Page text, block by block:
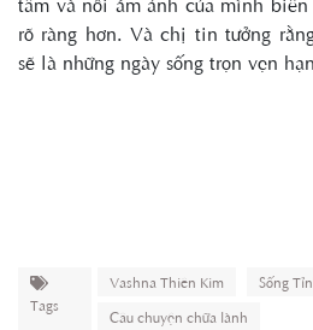
rõ ràng hơn. Và chị tin tưởng
sẽ là những ngày sống trọn vẹn
Tags
Vashna Thiên Kim
Sống
Câu chuyện chữa lành